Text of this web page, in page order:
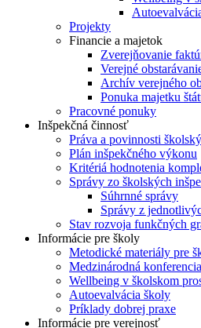
Projekty
Financie a majetok
Zverejňovanie
Verejné
Archív verejného
Ponuka majetku
Pracovné ponuky
Inšpekčná činnosť
Práva a povinnosti
Plán inšpekčného výkonu
Kritériá hodnotenia
Správy zo školských
Súhrnné správy
Správy z
Stav rozvoja funkčných
Informácie pre školy
Metodické materiály pre
Medzinárodná konferencia
Wellbeing v školskom
Autoevalvácia školy
Príklady dobrej praxe
Informácie pre verejnosť